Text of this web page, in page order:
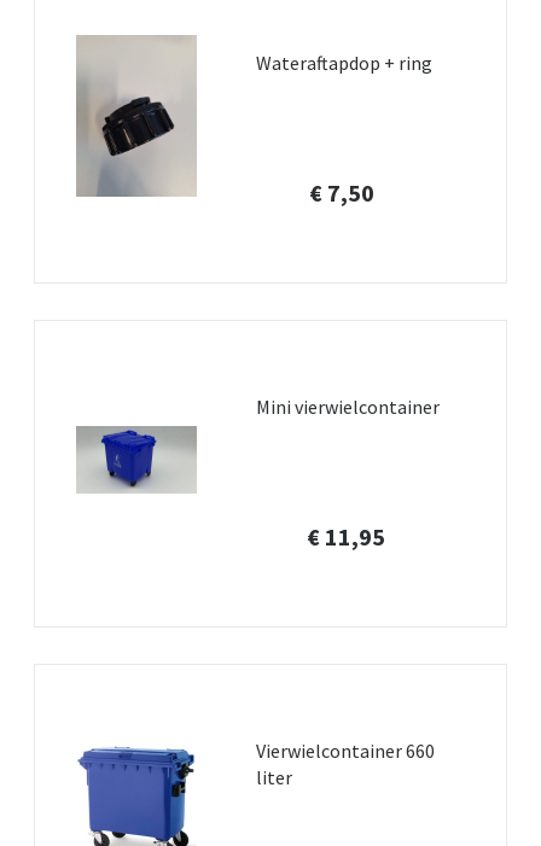
Wateraftapdop + ring
€ 7,50
Mini vierwielcontainer
€ 11,95
Vierwielcontainer 660
liter